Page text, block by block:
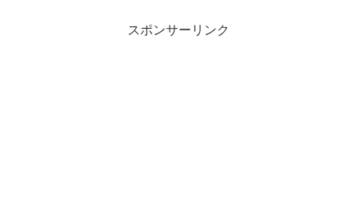
スポンサーリンク